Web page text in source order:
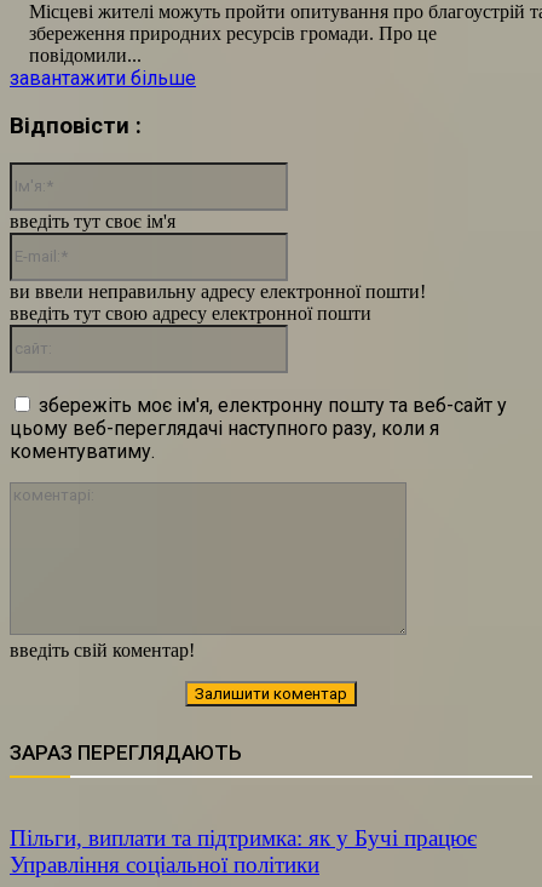
Місцеві жителі можуть пройти опитування про благоустрій
збереження природних ресурсів громади. Про це
повідомили...
завантажити більше
Відповісти :
введіть свій коментар!
введіть тут своє ім'я
ви ввели неправильну адресу електронної пошти!
введіть тут свою адресу електронної пошти
збережіть моє ім'я, електронну пошту та веб-сайт у
цьому веб-переглядачі наступного разу, коли я
коментуватиму.
ЗАРАЗ ПЕРЕГЛЯДАЮТЬ
Пільги, виплати та підтримка: як у Бучі працює
Управління соціальної політики